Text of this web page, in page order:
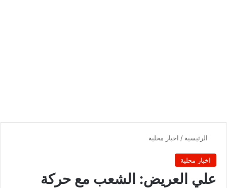
الرئيسية / اخبار محلية
اخبار محلية
علي العريض: الشعب مع حركة